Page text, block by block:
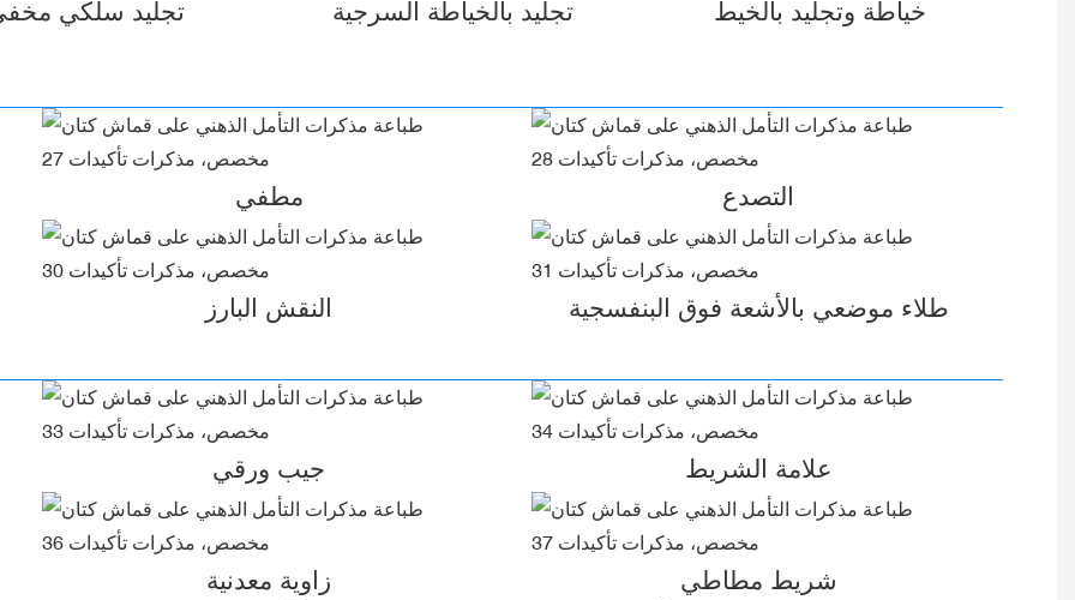
تجليد سلكي تجليد بالخياطة السرجية خياطة وتجليد بالخيط
مطفي التصدع
النقش البارز طلاء موضعي بالأشعة فوق البنفسجية
جيب ورقي علامة الشريط
زاوية معدنية شريط مطاطي